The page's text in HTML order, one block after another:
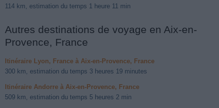
114 km, estimation du temps 1 heure 11 min
Autres destinations de voyage en Aix-en-
Provence, France
Itinéraire Lyon, France à Aix-en-Provence, France
300 km, estimation du temps 3 heures 19 minutes
Itinéraire Andorre à Aix-en-Provence, France
509 km, estimation du temps 5 heures 2 min